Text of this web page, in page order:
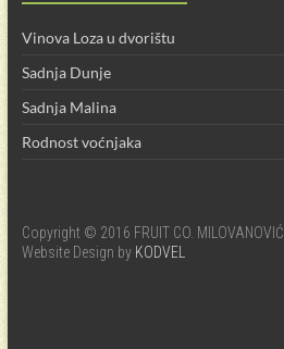
Vinova Loza u dvorištu
Sadnja Dunje
Sadnja Malina
Rodnost voćnjaka
Copyright © 2016 FRUIT CO. MILOVANOVIĆ
Website Design by KODVEL